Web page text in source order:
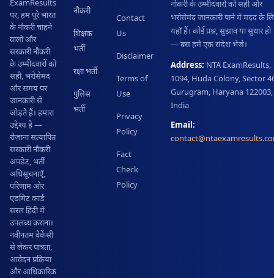
ExamResults
पर, हम पूरे भारत
के नौकरी चाहने
वालों और
सरकारी नौकरी
के उम्मीदवारों को
सही, भरोसेमंद
और समय पर
जानकारी से
जोड़ते हैं। हमारा
उद्देश्य है —
रोज़ाना सत्यापित
सरकारी नौकरी
अपडेट, भर्ती
अधिसूचनाएँ,
परिणाम और
एडमिट कार्ड
सरल हिंदी में
उपलब्ध कराना।
नवीनतम वैकेंसी
से लेकर पात्रता,
आवेदन प्रक्रिया
और आधिकारिक
नौकरी
शिक्षक
भर्ती
रक्षा भर्ती
पुलिस
भर्ती
Contact
Us
Disclaimer
Terms of
Use
Privacy
Policy
Fact
Check
Policy
नौकरी के उम्मीदवारों को सही और
भरोसेमंद जानकारी पाने में मदद के
यहाँ हैं। कोई प्रश्न, सुझाव या सुधार हो
— बस हमें एक संदेश भेजें।
Address: NTA ExamResults,
1094, Huda Colony, Sector
Gurugram, Haryana 122003,
India
Email: